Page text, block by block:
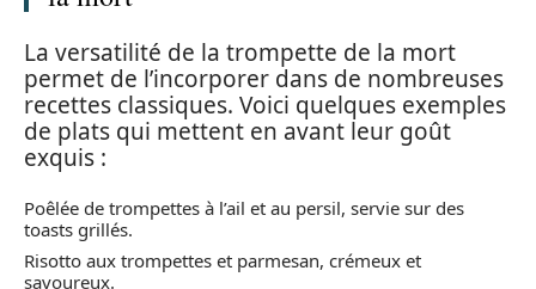
La versatilité de la trompette de la mort
permet de l’incorporer dans de nombreuses
recettes classiques. Voici quelques exemples
de plats qui mettent en avant leur goût
exquis :
Poêlée de trompettes à l’ail et au persil, servie sur des
toasts grillés.
Risotto aux trompettes et parmesan, crémeux et
savoureux.